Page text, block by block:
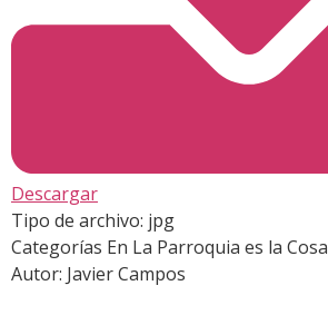
Descargar
Tipo de archivo: jpg
Categorías En La Parroquia es la Cosa
Autor: Javier Campos